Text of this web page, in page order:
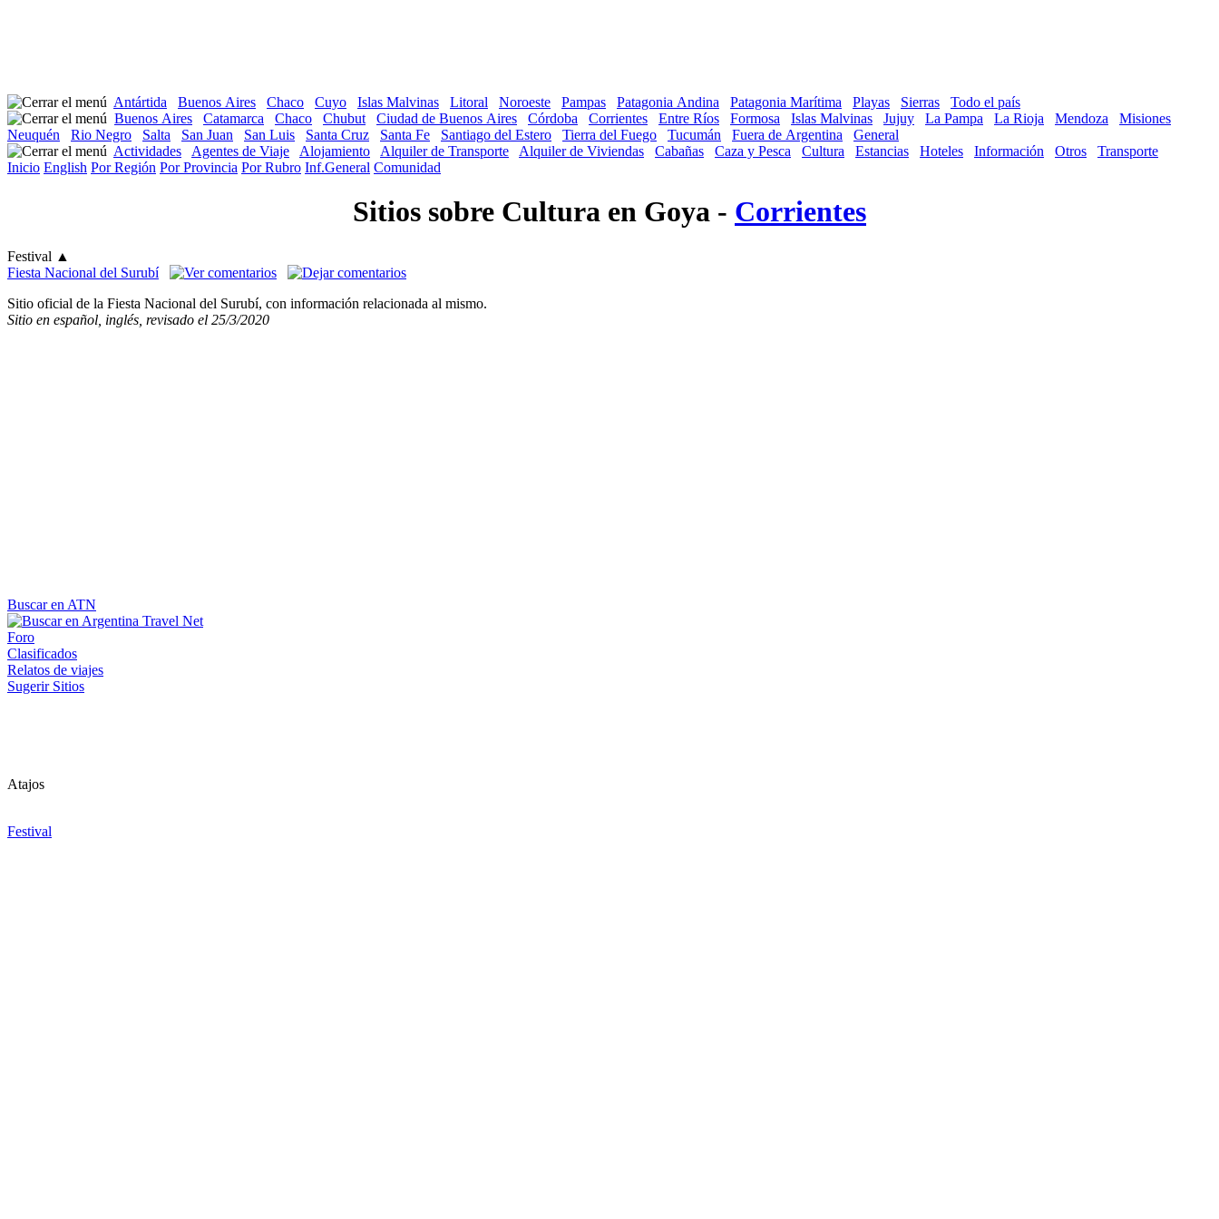
Antártida Buenos Aires Chaco Cuyo Islas Malvinas Litoral Noroeste Pampas Patagonia Andina Patagonia Marítima Playas Sierras
Todo el país
Buenos Aires
Catamarca Chaco Chubut Ciudad de Buenos Aires Córdoba Corrientes Entre Ríos Formosa Islas Malvinas Jujuy La Pampa La Rioja Mendoza
Misiones
Neuquén
Rio Negro Salta San Juan San Luis Santa Cruz Santa Fe Santiago del Estero Tierra del Fuego Tucumán Fuera de Argentina
General
Actividades
Agentes de Viaje Alojamiento Alquiler de Transporte Alquiler de Viviendas Cabañas Caza y Pesca Cultura Estancias Hoteles Información Otros
Transporte
Inicio English Por Región Por Provincia Por Rubro Inf.General Comunidad
Sitios sobre Cultura en Goya - Corrientes
Festival ▲
Fiesta Nacional del Surubí
Sitio oficial de la Fiesta Nacional del Surubí, con información relacionada al mismo.
Sitio en español, inglés, revisado el 25/3/2020
Buscar en ATN
Foro
Clasificados
Relatos de viajes
Sugerir Sitios
Atajos
Festival